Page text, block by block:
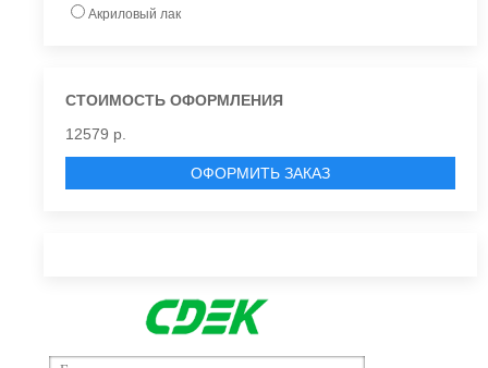
Акриловый лак
СТОИМОСТЬ ОФОРМЛЕНИЯ
12579 р.
ОФОРМИТЬ ЗАКАЗ